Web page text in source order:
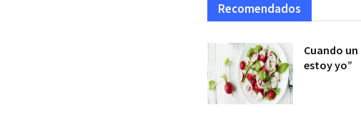
Recomendados
Cuando
estoy yo”